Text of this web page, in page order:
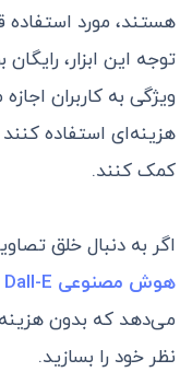
هستند، مورد استفاده
توجه این ابزار،
ویژگی به کاربران
هزینه‌ای استفاده
کمک کنند.
اگر به دنبال خلق
هوش مصنوعی Dall-E فارسی
می‌دهد که بدون هزینه
نظر خود را بسازید.